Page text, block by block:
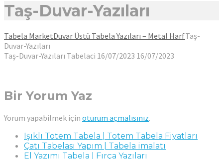
Taş-Duvar-Yazıları
Tabela MarketDuvar Üstü Tabela Yazıları – Metal HarfTaş-
Duvar-Yazıları
Taş-Duvar-Yazıları Tabelaci 16/07/2023 16/07/2023
Bir Yorum Yaz
Yorum yapabilmek için oturum açmalısınız.
Işıklı Totem Tabela | Totem Tabela Fiyatları
Çatı Tabelası Yapım | Tabela imalatı
El Yazımı Tabela | Fırça Yazıları